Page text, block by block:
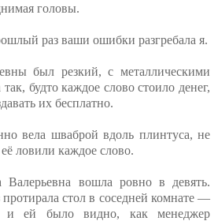
головы.
раз ваши ошибки разгребала я.
был резкий, с металлическими
будто каждое слово стоило денег,
их бесплатно.
вела шваброй вдоль плинтуса, не
ловили каждое слово.
вошла ровно в девять.
протирала стол в соседней комнате —
и ей было видно, как менеджер